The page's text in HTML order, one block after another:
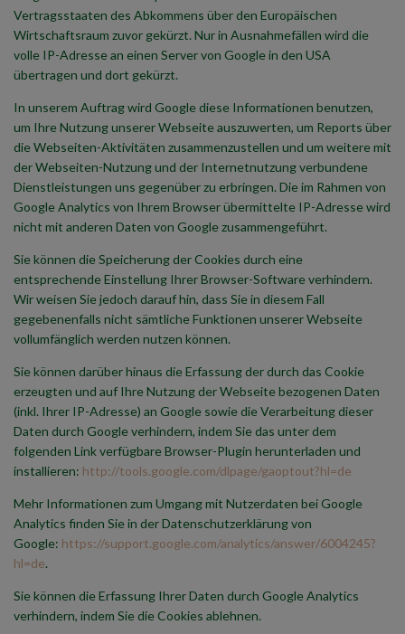
Vertragsstaaten des Abkommens über den Europäischen
Wirtschaftsraum zuvor gekürzt. Nur in Ausnahmefällen wird die
volle IP-Adresse an einen Server von Google in den USA
übertragen und dort gekürzt.
In unserem Auftrag wird Google diese Informationen benutzen,
um Ihre Nutzung unserer Webseite auszuwerten, um Reports über
die Webseiten-Aktivitäten zusammenzustellen und um weitere mit
der Webseiten-Nutzung und der Internetnutzung verbundene
Dienstleistungen uns gegenüber zu erbringen. Die im Rahmen von
Google Analytics von Ihrem Browser übermittelte IP-Adresse wird
nicht mit anderen Daten von Google zusammengeführt.
Sie können die Speicherung der Cookies durch eine
entsprechende Einstellung Ihrer Browser-Software verhindern.
Wir weisen Sie jedoch darauf hin, dass Sie in diesem Fall
gegebenenfalls nicht sämtliche Funktionen unserer Webseite
vollumfänglich werden nutzen können.
Sie können darüber hinaus die Erfassung der durch das Cookie
erzeugten und auf Ihre Nutzung der Webseite bezogenen Daten
(inkl. Ihrer IP-Adresse) an Google sowie die Verarbeitung dieser
Daten durch Google verhindern, indem Sie das unter dem
folgenden Link verfügbare Browser-Plugin herunterladen und
installieren: http://tools.google.com/dlpage/gaoptout?hl=de
Mehr Informationen zum Umgang mit Nutzerdaten bei Google
Analytics finden Sie in der Datenschutzerklärung von
Google: https://support.google.com/analytics/answer/6004245?
hl=de.
Sie können die Erfassung Ihrer Daten durch Google Analytics
verhindern, indem Sie die Cookies ablehnen.